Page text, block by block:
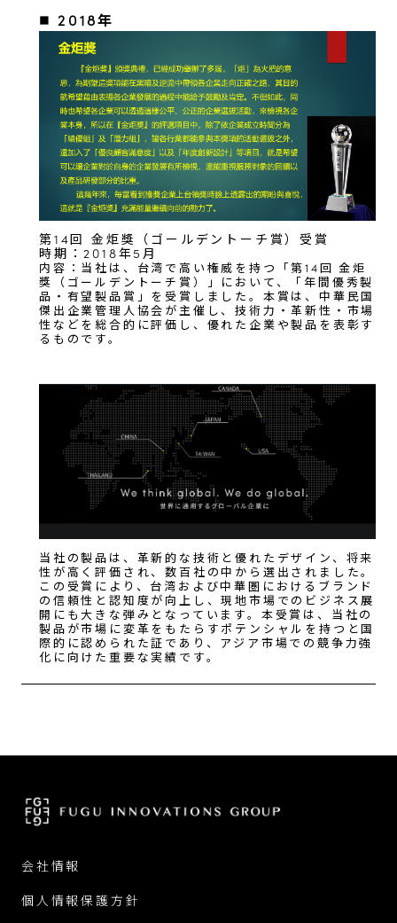
■ 2018年
第14回 金炬獎（ゴールデントーチ賞）受賞
時期：2018年5月
内容：当社は、台湾で高い権威を持つ「第14回 金炬
獎（ゴールデントーチ賞）」において、「年間優秀製
品・有望製品賞」を受賞しました。本賞は、中華民国
傑出企業管理人協会が主催し、技術力・革新性・市場
性などを総合的に評価し、優れた企業や製品を表彰す
るものです。
当社の製品は、革新的な技術と優れたデザイン、将来
性が高く評価され、数百社の中から選出されました。
この受賞により、台湾および中華圏におけるブランド
の信頼性と認知度が向上し、現地市場でのビジネス展
開にも大きな弾みとなっています。本受賞は、当社の
製品が市場に変革をもたらすポテンシャルを持つと国
際的に認められた証であり、アジア市場での競争力強
化に向けた重要な実績です。
会社情報
個人情報保護方針